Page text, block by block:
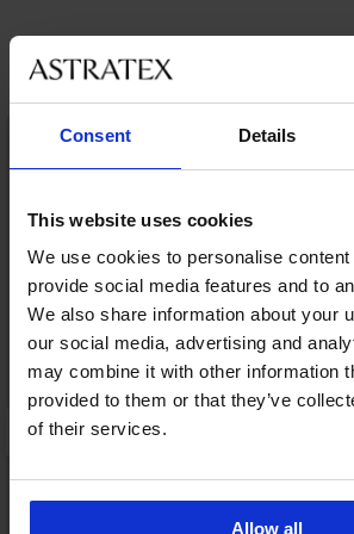
Consent Details
This website uses cookies
We use cookies to personalise
provide social media features and to
We also share information about your
our social media, advertising and
may combine it with other information
provided to them or that they’ve
of their services.
Allow all
Objevte podobné
LIMITED